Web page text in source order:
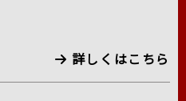
詳しくはこちら